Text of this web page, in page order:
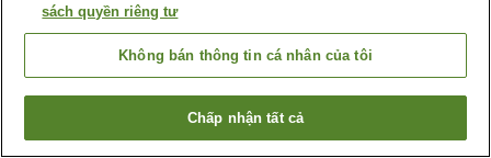
Tìm phòng trống
sách quyền riêng tư
Không bán thông tin cá nhân của tôi
Chấp nhận tất cả